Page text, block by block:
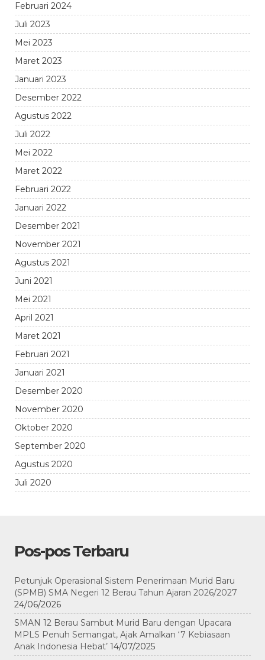
Februari 2024
Juli 2023
Mei 2023
Maret 2023
Januari 2023
Desember 2022
Agustus 2022
Juli 2022
Mei 2022
Maret 2022
Februari 2022
Januari 2022
Desember 2021
November 2021
Agustus 2021
Juni 2021
Mei 2021
April 2021
Maret 2021
Februari 2021
Januari 2021
Desember 2020
November 2020
Oktober 2020
September 2020
Agustus 2020
Juli 2020
Pos-pos Terbaru
Petunjuk Operasional Sistem Penerimaan Murid Baru
(SPMB) SMA Negeri 12 Berau Tahun Ajaran 2026/2027
24/06/2026
SMAN 12 Berau Sambut Murid Baru dengan Upacara
MPLS Penuh Semangat, Ajak Amalkan ‘7 Kebiasaan
Anak Indonesia Hebat’ 14/07/2025